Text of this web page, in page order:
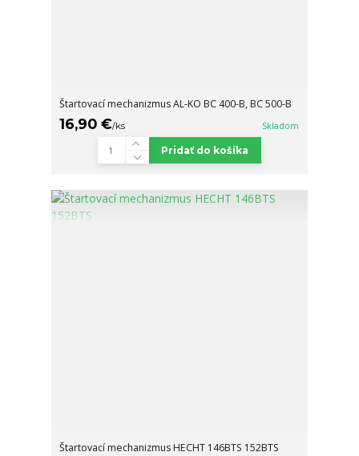
Štartovací mechanizmus AL-KO BC 400-B, BC 500-B
16,90 €/ks Skladom
Pridať do košíka
Štartovací mechanizmus HECHT 146BTS 152BTS